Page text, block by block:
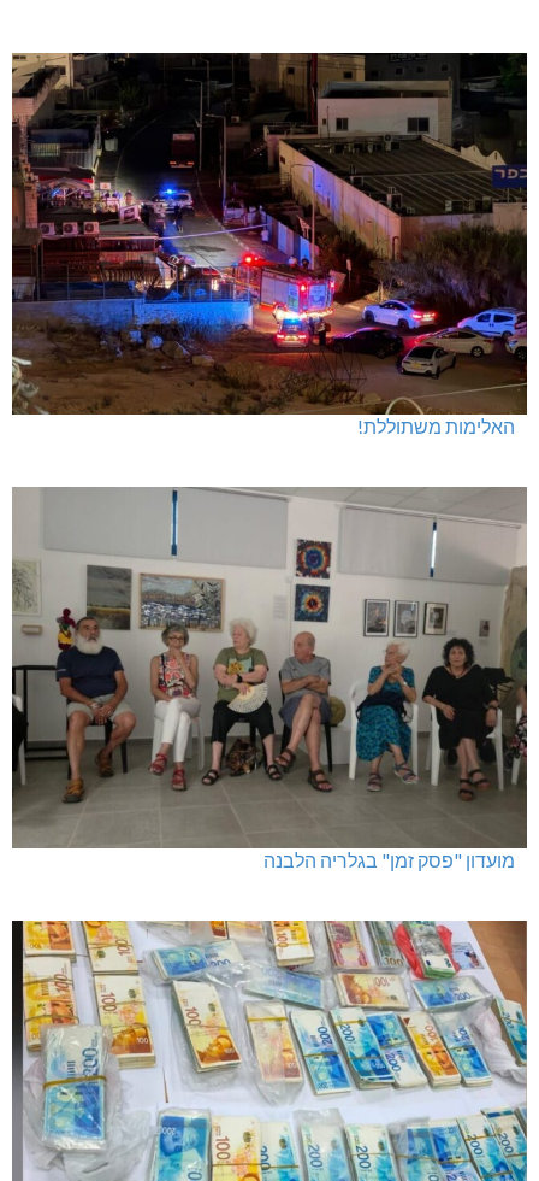
האלימות משתוללת!
מועדון "פסק זמן" בגלריה הלבנה